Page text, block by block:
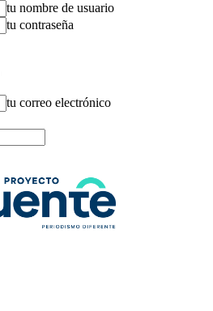
tu nombre de usuario
tu contraseña
tu correo electrónico